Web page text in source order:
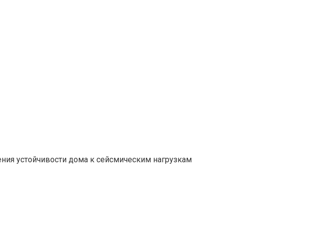
устойчивости дома к сейсмическим нагрузкам